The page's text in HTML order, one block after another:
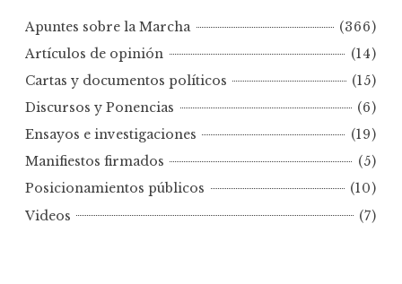
e
s
p
f
e
c
a
Apuntes sobre la Marcha
(366)
Artículos de opinión
(14)
Cartas y documentos políticos
(15)
Discursos y Ponencias
(6)
Ensayos e investigaciones
(19)
Manifiestos firmados
(5)
Posicionamientos públicos
(10)
Videos
(7)